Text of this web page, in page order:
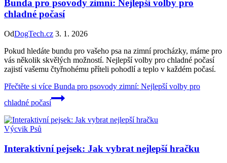
Bunda pro psovody zimní: Nejlepší volby pro
chladné počasí
OdDogTech.cz 3. 1. 2026
Pokud hledáte bundu pro vašeho psa na zimní procházky, máme pro
vás několik skvělých možností. Nejlepší volby pro chladné počasí
zajistí vašemu čtyřnohému příteli pohodlí a teplo v každém počasí.
Přečtěte si více Bunda pro psovody zimní: Nejlepší volby pro
chladné počasí
Výcvik Psů
Interaktivní pejsek: Jak vybrat nejlepší hračku